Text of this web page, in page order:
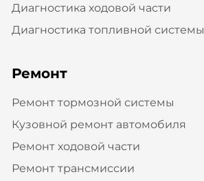
Диагностика ходовой части
Диагностика топливной системы
Ремонт
Ремонт тормозной системы
Кузовной ремонт автомобиля
Ремонт ходовой части
Ремонт трансмиссии